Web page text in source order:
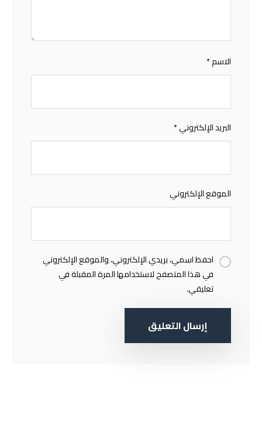
الاسم*
البريد الإلكتروني*
الموقع الإلكتروني
احفظ اسمي، بريدي الإلكتروني، والموقع الإلكتروني
في هذا المتصفح لاستخدامها المرة المقبلة في
تعليقي.
إرسال التعليق